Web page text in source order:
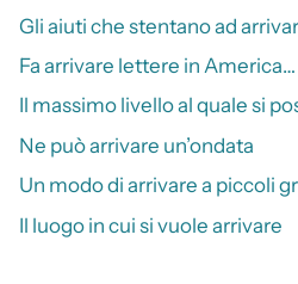
Gli aiuti che stentano ad
Fa arrivare lettere in America…
Il massimo livello al quale si
Ne può arrivare un’ondata
Un modo di arrivare a piccoli
Il luogo in cui si vuole arrivare